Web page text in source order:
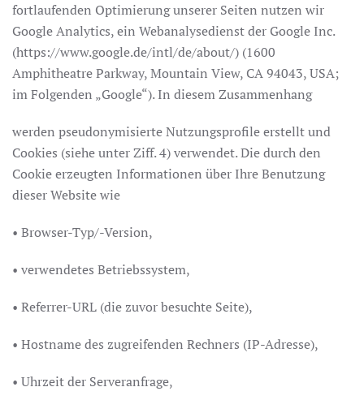
fortlaufenden Optimierung unserer Seiten nutzen wir
Google Analytics, ein Webanalysedienst der Google Inc.
(https://www.google.de/intl/de/about/) (1600
Amphitheatre Parkway, Mountain View, CA 94043, USA;
im Folgenden „Google“). In diesem Zusammenhang
werden pseudonymisierte Nutzungsprofile erstellt und
Cookies (siehe unter Ziff. 4) verwendet. Die durch den
Cookie erzeugten Informationen über Ihre Benutzung
dieser Website wie
• Browser-Typ/-Version,
• verwendetes Betriebssystem,
• Referrer-URL (die zuvor besuchte Seite),
• Hostname des zugreifenden Rechners (IP-Adresse),
• Uhrzeit der Serveranfrage,